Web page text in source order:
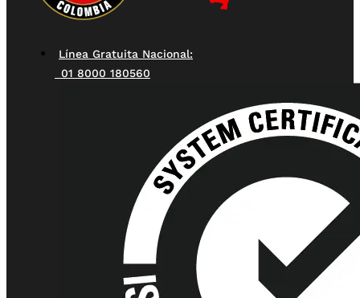
Línea Gratuita Nacional:
01 8000 180560